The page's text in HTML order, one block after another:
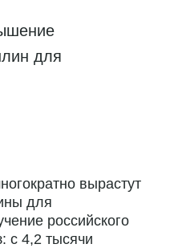
для
вырастут
для
российского
с 4,2 тысячи